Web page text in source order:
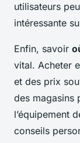
utilisateurs
intéressante
Enfin, savoir
vital. Acheter
et des prix
des magasins
l’équipement
conseils